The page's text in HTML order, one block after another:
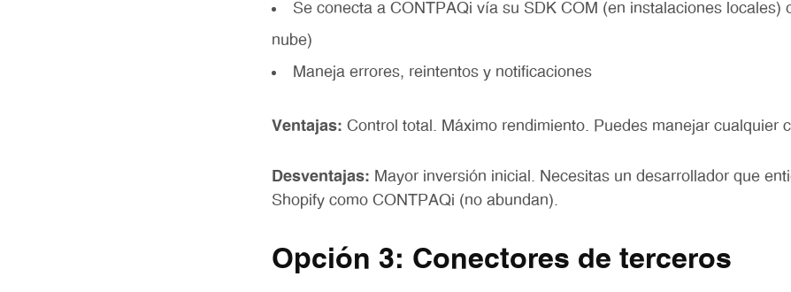
Se conecta a CONTPAQi vía su SDK COM (en instalaciones locales)
nube)
Maneja errores, reintentos y notificaciones
Ventajas: Control total. Máximo rendimiento. Puedes manejar cualquier
Desventajas: Mayor inversión inicial. Necesitas un desarrollador que
Shopify como CONTPAQi (no abundan).
Opción 3: Conectores de terceros